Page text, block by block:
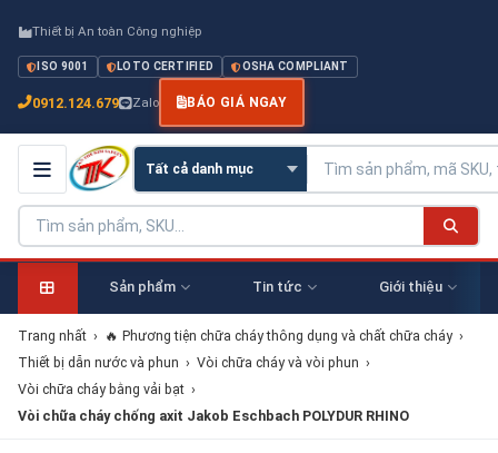
Thiết bị An toàn Công nghiệp
ISO 9001 LOTO CERTIFIED OSHA COMPLIANT
0912.124.679 Zalo BÁO GIÁ NGAY
Sản phẩm Tin tức Giới thiệu
Trang nhất › 🔥 Phương tiện chữa cháy thông dụng và chất chữa cháy ›
Thiết bị dẫn nước và phun › Vòi chữa cháy và vòi phun ›
Vòi chữa cháy bằng vải bạt ›
Vòi chữa cháy chống axit Jakob Eschbach​​​​​​​ POLYDUR RHINO